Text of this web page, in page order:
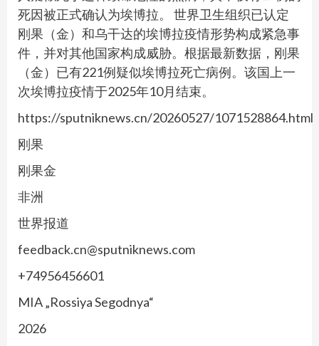
死因被正式确认为埃博拉。 世界卫生组织已认定
刚果（金）和乌干达的埃博拉疫情形势构成紧急事
件，并对其他国家构成威胁。根据最新数据，刚果
（金）已有221例疑似埃博拉死亡病例。该国上一
次埃博拉疫情于2025年10月结束。
https://sputniknews.cn/20260527/1071528864.html
刚果
刚果金
非洲
世界报道
feedback.cn@sputniknews.com
+74956456601
MIA „Rossiya Segodnya“
2026